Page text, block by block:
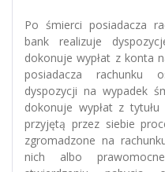
Po śmierci posiadacza
bank realizuje
dokonuje wypłat z konta
posiadacza rachunku
dyspozycji na wypadek
dokonuje wypłat z
przyjętą przez siebie
zgromadzone na
nich albo